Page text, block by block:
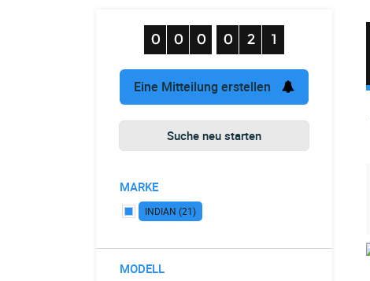
Eine Mitteilung erstellen
Suche neu starten
MARKE
INDIAN (21)
MODELL